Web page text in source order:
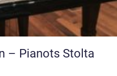
– Pianots Stolta